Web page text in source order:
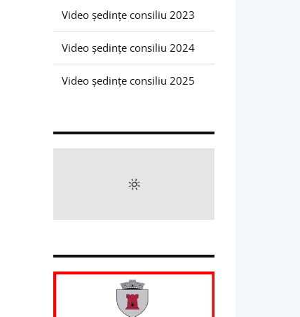
Video ședințe consiliu 2023
Video ședințe consiliu 2024
Video ședințe consiliu 2025